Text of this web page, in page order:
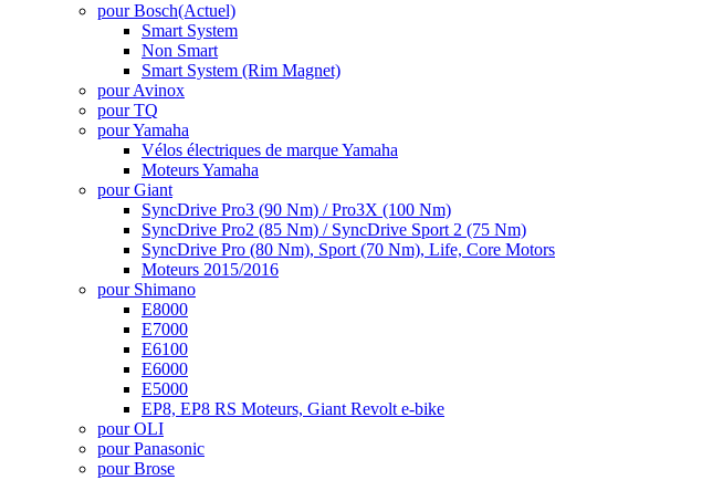
pour Bosch(Actuel)
Smart System
Non Smart
Smart System (Rim Magnet)
pour Avinox
pour TQ
pour Yamaha
Vélos électriques de marque Yamaha
Moteurs Yamaha
pour Giant
SyncDrive Pro3 (90 Nm) / Pro3X (100 Nm)
SyncDrive Pro2 (85 Nm) / SyncDrive Sport 2 (75 Nm)
SyncDrive Pro (80 Nm), Sport (70 Nm), Life, Core Motors
Moteurs 2015/2016
pour Shimano
E8000
E7000
E6100
E6000
E5000
EP8, EP8 RS Moteurs, Giant Revolt e-bike
pour OLI
pour Panasonic
pour Brose